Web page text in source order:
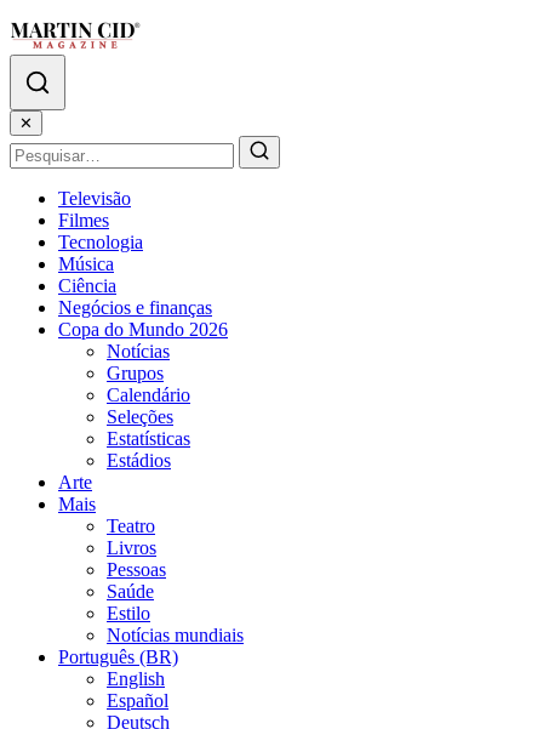
✕
Televisão
Filmes
Tecnologia
Música
Ciência
Negócios e finanças
Copa do Mundo 2026
Notícias
Grupos
Calendário
Seleções
Estatísticas
Estádios
Arte
Mais
Teatro
Livros
Pessoas
Saúde
Estilo
Notícias mundiais
Português (BR)
English
Español
Deutsch